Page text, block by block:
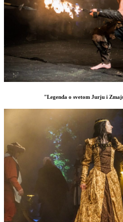
"Legenda o svetom Jurju i